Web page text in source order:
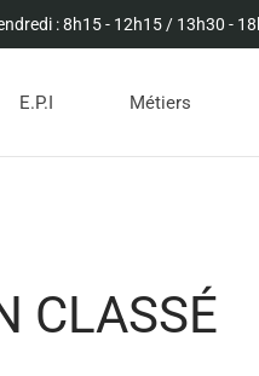
: 8h15 - 12h15 / 13h30 -
E.P.I Métiers
CLASSÉ